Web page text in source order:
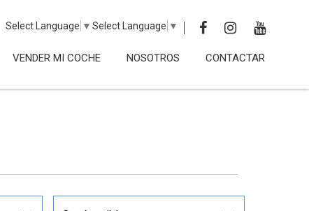
Select Language ▼ Select Language ▼
VENDER MI COCHE NOSOTROS CONTACTAR